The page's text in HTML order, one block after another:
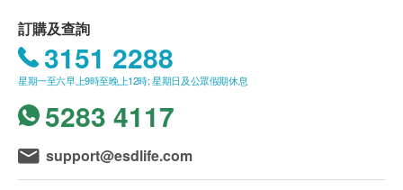
不排除運送時間會因節日而有所影響。當八號烈風
訊號懸掛或黑色暴雨警告生效時，送貨服務時間將
會延遲。
所有訂單須視乎相關貨品的供應情況再作最後確
認。倘若健康網購health.ESDlife未能提供任何訂
單上的貨品，健康網購health.ESDlife有權拒絕接
受該訂單，並且會於送貨前透過電話或電郵通知顧
訂購及查詢
3151 2288
星期一至六早上9時至晚上12時; 星期日及公眾假期休息
5283 4117
support@esdlife.com